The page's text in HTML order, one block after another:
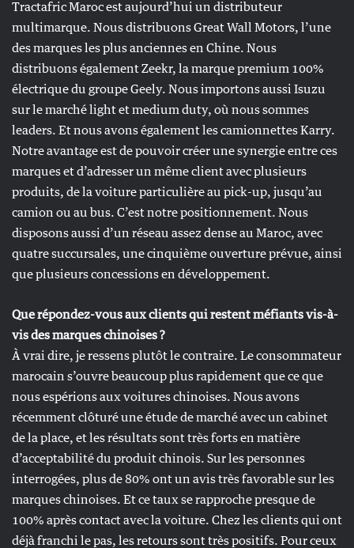
Tractafric Maroc est aujourd’hui un distributeur
multimarque. Nous distribuons Great Wall Motors, l’une
des marques les plus anciennes en Chine. Nous
distribuons également Zeekr, la marque premium 100%
électrique du groupe Geely. Nous importons aussi Isuzu
sur le marché light et medium duty, où nous sommes
leaders. Et nous avons également les camionnettes Karry.
Notre avantage est de pouvoir créer une synergie entre ces
marques et d’adresser un même client avec plusieurs
produits, de la voiture particulière au pick-up, jusqu’au
camion ou au bus. C’est notre positionnement. Nous
disposons aussi d’un réseau assez dense au Maroc, avec
quatre succursales, une cinquième ouverture prévue, ainsi
que plusieurs concessions en développement.
Que répondez-vous aux clients qui restent méfiants vis-à-
vis des marques chinoises ?
À vrai dire, je ressens plutôt le contraire. Le consommateur
marocain s’ouvre beaucoup plus rapidement que ce que
nous espérions aux voitures chinoises. Nous avons
récemment clôturé une étude de marché avec un cabinet
de la place, et les résultats sont très forts en matière
d’acceptabilité du produit chinois. Sur les personnes
interrogées, plus de 80% ont un avis très favorable sur les
marques chinoises. Et ce taux se rapproche presque de
100% après contact avec la voiture. Chez les clients qui ont
déjà franchi le pas, les retours sont très positifs. Pour ceux